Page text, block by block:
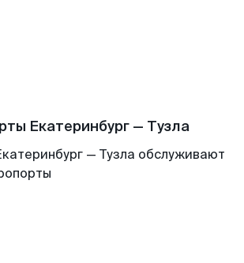
Екатеринбург — Тузла
— Тузла обслуживают